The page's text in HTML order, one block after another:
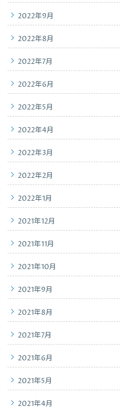
2022年9月
2022年8月
2022年7月
2022年6月
2022年5月
2022年4月
2022年3月
2022年2月
2022年1月
2021年12月
2021年11月
2021年10月
2021年9月
2021年8月
2021年7月
2021年6月
2021年5月
2021年4月